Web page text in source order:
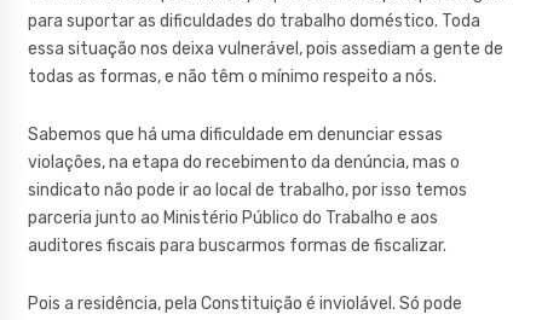
para suportar as dificuldades do trabalho doméstico. Toda
essa situação nos deixa vulnerável, pois assediam a gente de
todas as formas, e não têm o mínimo respeito a nós.
Sabemos que há uma dificuldade em denunciar essas
violações, na etapa do recebimento da denúncia, mas o
sindicato não pode ir ao local de trabalho, por isso temos
parceria junto ao Ministério Público do Trabalho e aos
auditores fiscais para buscarmos formas de fiscalizar.
Pois a residência, pela Constituição é inviolável. Só pode